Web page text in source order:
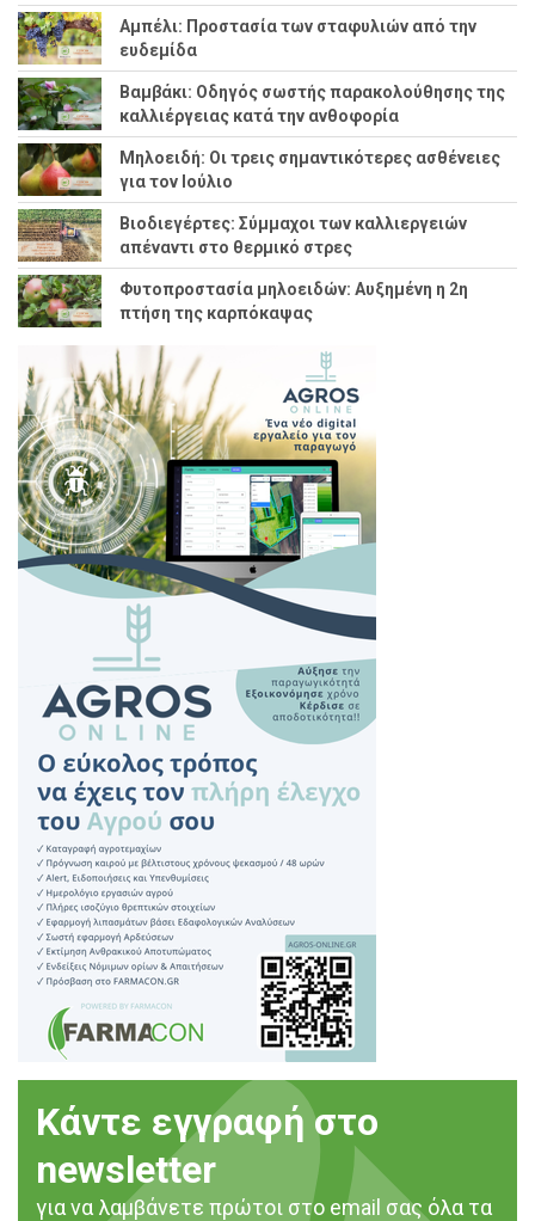
Αμπέλι: Προστασία των σταφυλιών από την
ευδεμίδα
Βαμβάκι: Οδηγός σωστής παρακολούθησης της
καλλιέργειας κατά την ανθοφορία
Μηλοειδή: Οι τρεις σημαντικότερες ασθένειες
για τον Ιούλιο
Βιοδιεγέρτες: Σύμμαχοι των καλλιεργειών
απέναντι στο θερμικό στρες
Φυτοπροστασία μηλοειδών: Αυξημένη η 2η
πτήση της καρπόκαψας
Κάντε εγγραφή στο
newsletter
για να λαμβάνετε πρώτοι στο email σας όλα τα